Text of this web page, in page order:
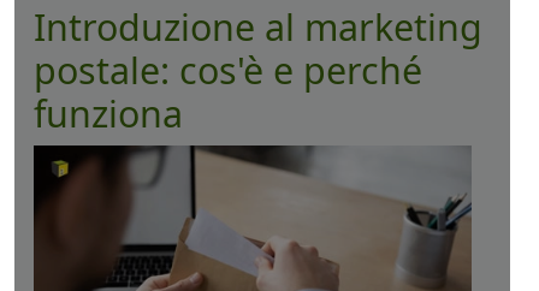
Introduzione al marketing
postale: cos'è e perché
funziona